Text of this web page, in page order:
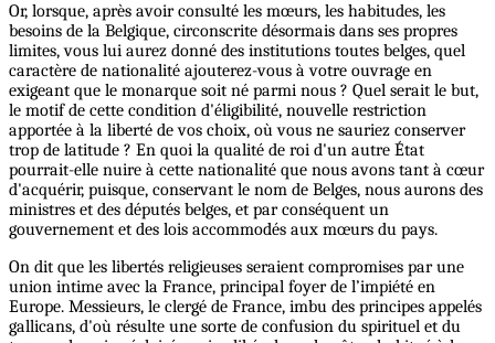
Or, lorsque, après avoir consulté les mœurs, les habitudes, les
besoins de la Belgique, circonscrite désormais dans ses propres
limites, vous lui aurez donné des institutions toutes belges, quel
caractère de nationalité ajouterez-vous à votre ouvrage en
exigeant que le monarque soit né parmi nous ? Quel serait le but,
le motif de cette condition d'éligibilité, nouvelle restriction
apportée à la liberté de vos choix, où vous ne sauriez conserver
trop de latitude ? En quoi la qualité de roi d'un autre État
pourrait-elle nuire à cette nationalité que nous avons tant à cœur
d'acquérir, puisque, conservant le nom de Belges, nous aurons des
ministres et des députés belges, et par conséquent un
gouvernement et des lois accommodés aux mœurs du pays.
On dit que les libertés religieuses seraient compromises par une
union intime avec la France, principal foyer de l’impiété en
Europe. Messieurs, le clergé de France, imbu des principes appelés
gallicans, d'où résulte une sorte de confusion du spirituel et du